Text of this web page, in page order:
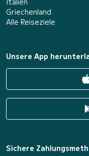
Griechenland
Alle Reiseziele
Unsere App
Sichere